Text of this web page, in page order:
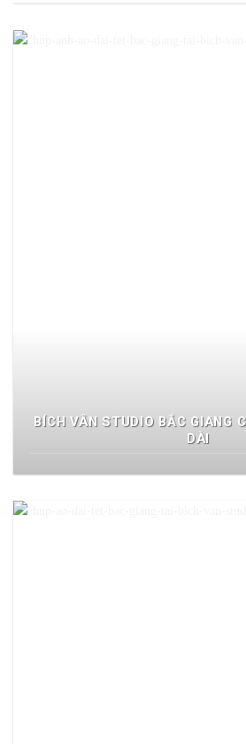
BÍCH VÂN STUDIO BẮC GIANG
DÀI